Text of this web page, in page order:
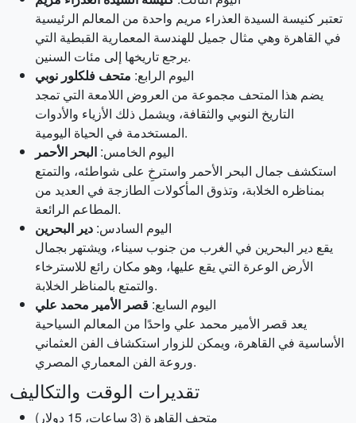
تعتبر كنيسة السيدة العذراء مريم واحدة من المعالم الرئيسية
في القاهرة وهي مثال جميل للهندسة المعمارية القبطية التي
يرجع تاريخها إلى مئات السنين.
اليوم الرابع: متحف فلكلور نوبي
يضم هذا المتحف مجموعة من العروض اللامعة التي تمجد
التاريخ النوبي والثقافة، ويشمل ذلك الأزياء والأدوات
المستخدمة في الحياة اليومية.
اليوم الخامس: البحر الأحمر
استكشف جمال البحر الأحمر واسترخِ على شواطئه، والتمتع
بمناظره الخلابة، وتذوق المأكولات الطازجة في العديد من
المطاعم الرائعة.
اليوم السادس: دير البحرين
يقع دير البحرين في الغرب من جنوب سيناء، ويشتهر بجمال
الأرض الوعرة التي يقع عليها، وهو مكان رائع للاسترخاء
والتمتع بالمناظر الخلابة.
اليوم السابع: قصر الأمير محمد علي
يعد قصر الأمير محمد علي واحدًا من المعالم السياحية
الأساسية في القاهرة، ويمكن للزوار استكشاف الفن العثماني
وروعة الفن المعماري المصري.
تقديرات الوقت والتكاليف
متحف القاهرة (3 ساعات، 15 دولار)